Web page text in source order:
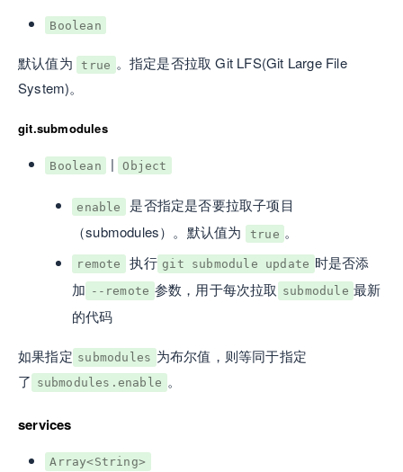
Boolean
默认值为 true 。指定是否拉取 Git LFS(Git Large File
System)。
git.submodules
Boolean | Object
enable
是否指定是否要拉取子项目
（submodules）。默认值为
true 。
remote 执行 git submodule update 时是否添
加 --remote 参数，用于每次拉取 submodule 最新
的代码
如果指定 submodules 为布尔值，则等同于指定
了 submodules.enable 。
services
Array<String>